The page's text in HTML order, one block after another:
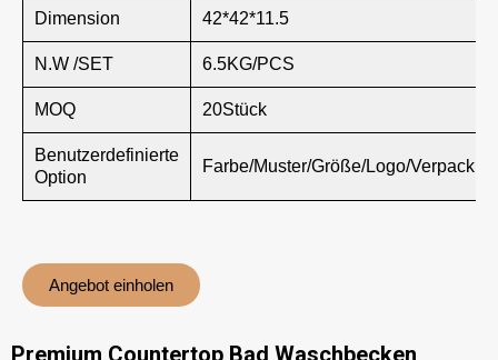
Dimension 42*42*11.5
N.W /SET 6.5KG/PCS
MOQ 20Stück
Benutzerdefinierte
Option
Farbe/Muster/Größe/Logo/
Angebot einholen
Premium Countertop Bad Waschbecken